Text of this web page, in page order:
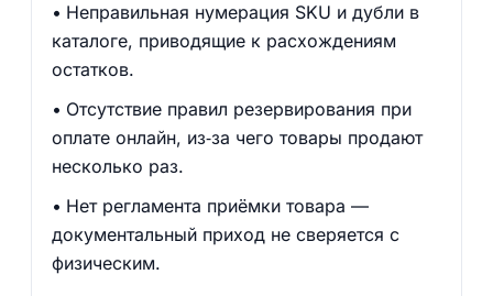
Неправильная нумерация SKU и дубли в
каталоге, приводящие к расхождениям
остатков.
Отсутствие правил резервирования при
оплате онлайн, из‑за чего товары продают
несколько раз.
Нет регламента приёмки товара —
документальный приход не сверяется с
физическим.